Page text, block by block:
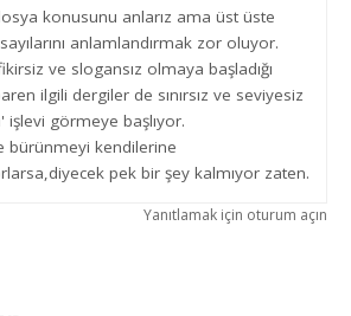
konusunu anlarız ama üst üste
anlamlandırmak zor oluyor.
ve slogansız olmaya başladığı
ilgili dergiler de sınırsız ve seviyesiz
işlevi görmeye başlıyor.
bürünmeyi kendilerine
pek bir şey kalmıyor zaten.
Yanıtlamak için oturum açın